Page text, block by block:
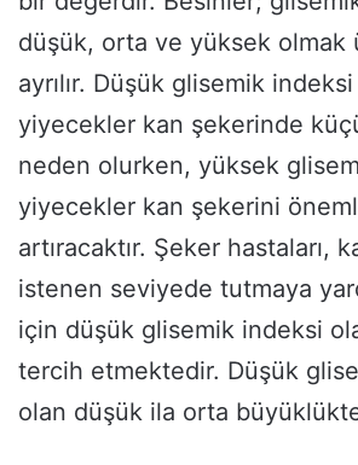
düşük, orta ve yüksek olmak
ayrılır. Düşük glisemik
yiyecekler kan şekerinde
neden olurken, yüksek
yiyecekler kan şekerini
artıracaktır. Şeker hastaları,
istenen seviyede tutmaya
için düşük glisemik indeksi
tercih etmektedir. Düşük
olan düşük ila orta